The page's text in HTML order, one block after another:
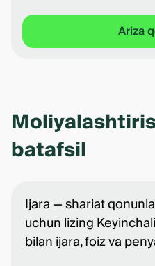
Ariza
batafsil
Ijara — shariat
uchun lizing
bilan ijara, foiz va